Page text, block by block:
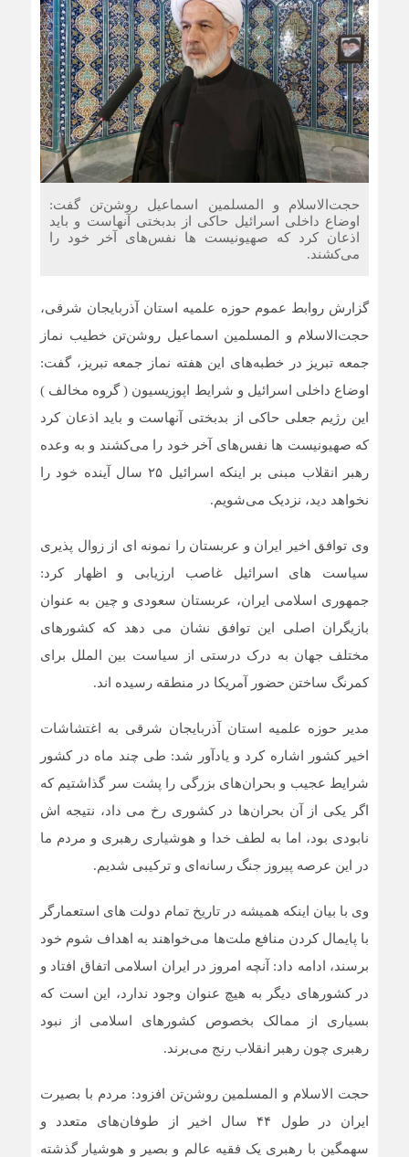
حجت‌الاسلام و المسلمین اسماعیل روشن‌تن گفت:
اوضاع داخلی اسرائیل حاکی از بدبختی آنهاست و باید
اذعان کرد که صهیونیست ها نفس‌های آخر خود را
می‌کشند.
گزارش روابط عموم حوزه علمیه استان آذربایجان شرقی،
حجت‌الاسلام و المسلمین اسماعیل روشن‌تن خطیب نماز
جمعه تبریز در خطبه‌های این هفته نماز جمعه تبریز، گفت:
اوضاع داخلی اسرائیل و شرایط اپوزیسیون ( گروه مخالف )
این رژیم جعلی حاکی از بدبختی آنهاست و باید اذعان کرد
که صهیونیست ها نفس‌های آخر خود را می‌کشند و به وعده
رهبر انقلاب مبنی بر اینکه اسرائیل ۲۵ سال آینده خود را
نخواهد دید، نزدیک می‌شویم.
وی توافق اخیر ایران و عربستان را نمونه ای از زوال پذیری
سیاست های اسرائیل غاصب ارزیابی و اظهار کرد:
جمهوری اسلامی ایران، عربستان سعودی و چین به عنوان
بازیگران اصلی این توافق نشان می دهد که کشورهای
مختلف جهان به درک درستی از سیاست بین الملل برای
کمرنگ ساختن حضور آمریکا در منطقه رسیده اند.
مدیر حوزه علمیه استان آذربایجان شرقی به اغتشاشات
اخیر کشور اشاره کرد و یادآور شد: طی چند ماه در کشور
شرایط عجیب و بحران‌های بزرگی را پشت سر گذاشتیم که
اگر یکی از آن بحران‌ها در کشوری رخ می داد، نتیجه اش
نابودی بود، اما به لطف خدا و هوشیاری رهبری و مردم ما
در این عرصه پیروز جنگ رسانه‌ای و ترکیبی شدیم.
وی با بیان اینکه همیشه در تاریخ تمام دولت های استعمارگر
با پایمال کردن منافع ملت‌ها می‌خواهند به اهداف شوم خود
برسند، ادامه داد: آنچه امروز در ایران اسلامی اتفاق افتاد و
در کشورهای دیگر به هیچ عنوان وجود ندارد، این است که
بسیاری از ممالک بخصوص کشورهای اسلامی از نبود
رهبری چون رهبر انقلاب رنج می‌برند.
حجت الاسلام و المسلمین روشن‌تن افزود: مردم با بصیرت
ایران در طول ۴۴ سال اخیر از طوفان‌های متعدد و
سهمگین با رهبری یک فقیه عالم و بصیر و هوشیار گذشته